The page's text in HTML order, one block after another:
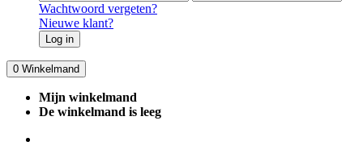
Wachtwoord vergeten?
Nieuwe klant?
Log in
0 Winkelmand
Mijn winkelmand
De winkelmand is leeg